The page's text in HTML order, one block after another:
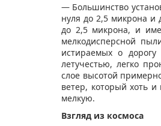
— Большинство
нуля до 2,5 микрона
до 2,5 микрона, и
мелкодисперсной
истираемых о
летучестью, легко
слое высотой
ветер, который хоть
мелкую.
Взгляд из космоса